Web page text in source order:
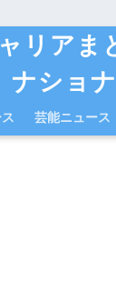
リアま
ナショ
芸能ニュース